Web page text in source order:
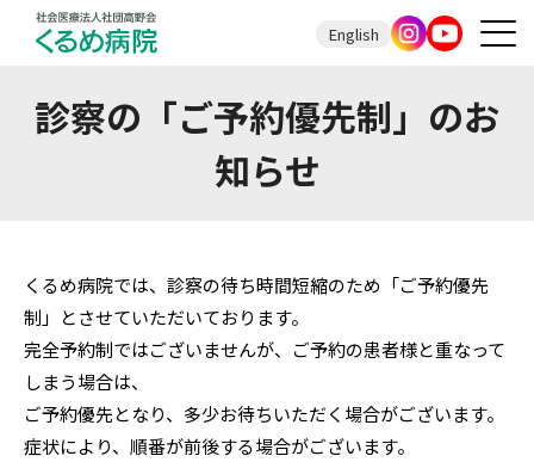
English
診察の「ご予約優先制」のお
知らせ
くるめ病院では、診察の待ち時間短縮のため「ご予約優先
制」とさせていただいております。
完全予約制ではございませんが、ご予約の患者様と重なって
しまう場合は、
ご予約優先となり、多少お待ちいただく場合がございます。
症状により、順番が前後する場合がございます。